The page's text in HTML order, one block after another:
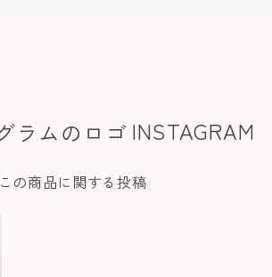
INSTAGRAM
この商品に関する投稿